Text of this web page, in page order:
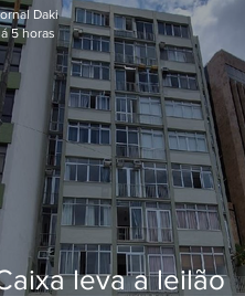
leva a leilão
Daki
5 horas